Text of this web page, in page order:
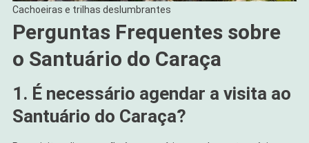
Cachoeiras e trilhas deslumbrantes
Perguntas Frequentes sobre
o Santuário do Caraça
1. É necessário agendar a visita ao
Santuário do Caraça?